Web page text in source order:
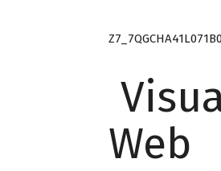
Web